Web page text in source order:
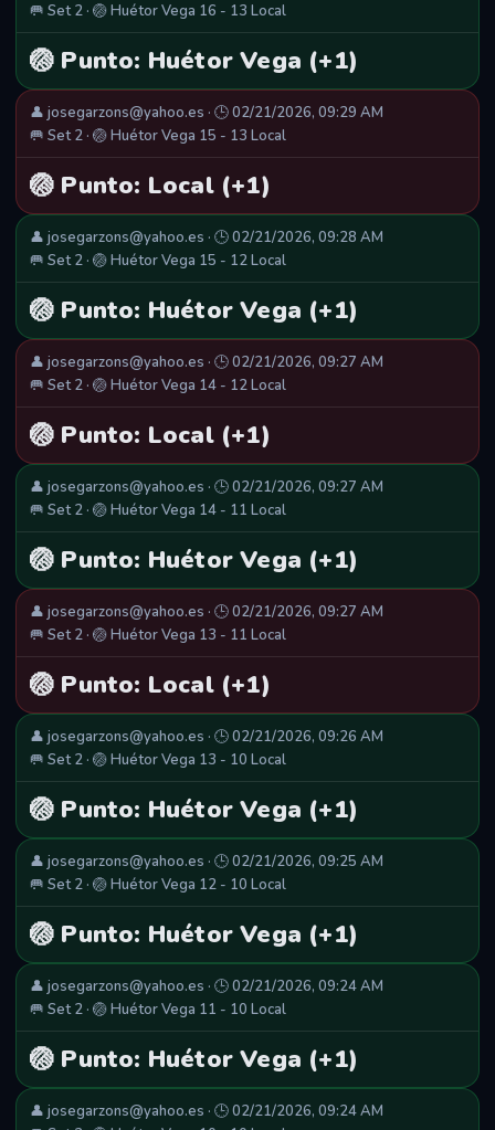
🥅 Set 2 · 🏐 Huétor Vega 16 - 13 Local
🏐 Punto: Huétor Vega (+1)
👤 josegarzons@yahoo.es · 🕒 02/21/2026, 09:29 AM
🥅 Set 2 · 🏐 Huétor Vega 15 - 13 Local
🏐 Punto: Local (+1)
👤 josegarzons@yahoo.es · 🕒 02/21/2026, 09:28 AM
🥅 Set 2 · 🏐 Huétor Vega 15 - 12 Local
🏐 Punto: Huétor Vega (+1)
👤 josegarzons@yahoo.es · 🕒 02/21/2026, 09:27 AM
🥅 Set 2 · 🏐 Huétor Vega 14 - 12 Local
🏐 Punto: Local (+1)
👤 josegarzons@yahoo.es · 🕒 02/21/2026, 09:27 AM
🥅 Set 2 · 🏐 Huétor Vega 14 - 11 Local
🏐 Punto: Huétor Vega (+1)
👤 josegarzons@yahoo.es · 🕒 02/21/2026, 09:27 AM
🥅 Set 2 · 🏐 Huétor Vega 13 - 11 Local
🏐 Punto: Local (+1)
👤 josegarzons@yahoo.es · 🕒 02/21/2026, 09:26 AM
🥅 Set 2 · 🏐 Huétor Vega 13 - 10 Local
🏐 Punto: Huétor Vega (+1)
👤 josegarzons@yahoo.es · 🕒 02/21/2026, 09:25 AM
🥅 Set 2 · 🏐 Huétor Vega 12 - 10 Local
🏐 Punto: Huétor Vega (+1)
👤 josegarzons@yahoo.es · 🕒 02/21/2026, 09:24 AM
🥅 Set 2 · 🏐 Huétor Vega 11 - 10 Local
🏐 Punto: Huétor Vega (+1)
👤 josegarzons@yahoo.es · 🕒 02/21/2026, 09:24 AM